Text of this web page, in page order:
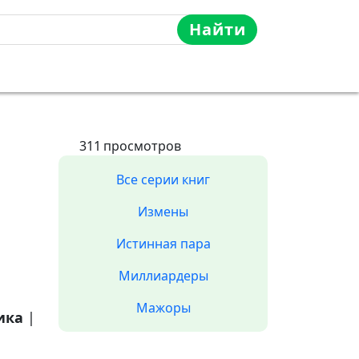
Найти
|
311 просмотров
Все серии книг
Измены
Истинная пара
Миллиардеры
Мажоры